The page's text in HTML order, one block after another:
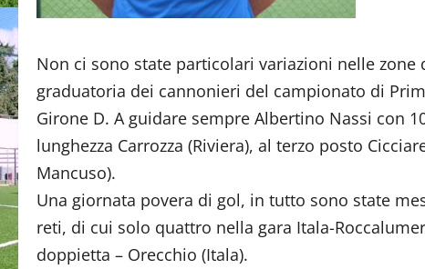
Non ci sono state particolari variazioni nelle zone
graduatoria dei cannonieri del campionato di
Girone D. A guidare sempre Albertino Nassi con
lunghezza Carrozza (Riviera), al terzo posto
Mancuso).
Una giornata povera di gol, in tutto sono state
reti, di cui solo quattro nella gara Itala-
doppietta – Orecchio (Itala).